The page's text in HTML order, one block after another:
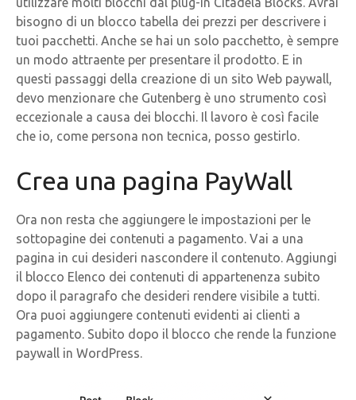
bisogno di un blocco tabella dei prezzi per descrivere i
tuoi pacchetti. Anche se hai un solo pacchetto, è sempre
un modo attraente per presentare il prodotto. E in
questi passaggi della creazione di un sito Web paywall,
devo menzionare che Gutenberg è uno strumento così
eccezionale a causa dei blocchi. Il lavoro è così facile
che io, come persona non tecnica, posso gestirlo.
Crea una pagina PayWall
Ora non resta che aggiungere le impostazioni per le
sottopagine dei contenuti a pagamento. Vai a una
pagina in cui desideri nascondere il contenuto. Aggiungi
il blocco Elenco dei contenuti di appartenenza subito
dopo il paragrafo che desideri rendere visibile a tutti.
Ora puoi aggiungere contenuti evidenti ai clienti a
pagamento. Subito dopo il blocco che rende la funzione
paywall in WordPress.